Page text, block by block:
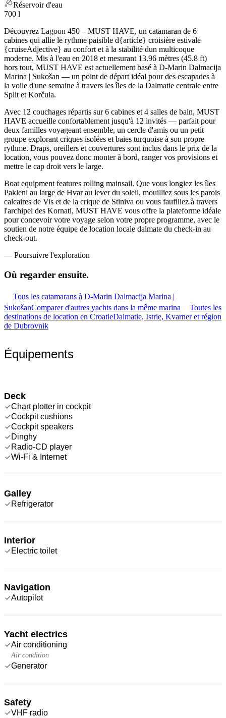
Réservoir d'eau
700 l
Découvrez Lagoon 450 – MUST HAVE, un catamaran de 6
cabines qui allie le rythme paisible d{article} croisière estivale
{cruiseAdjective} au confort et à la stabilité dun multicoque
moderne. Mis à l'eau en 2018 et mesurant 13.96 mètres (45.8 ft)
hors tout, MUST HAVE est actuellement basé à D-Marin Dalmacija
Marina | Sukošan — un point de départ idéal pour des escapades à
la voile d'une semaine à travers les îles de la Dalmatie centrale entre
Split et Korčula.
Avec 12 couchages répartis sur 6 cabines et 4 salles de bain, MUST
HAVE accueille confortablement jusqu'à 12 invités — parfait pour
deux familles voyageant ensemble, un cercle d'amis ou un petit
groupe explorant criques isolées et baies turquoise à son propre
rythme. Draps, oreillers et couvertures sont inclus dans le prix de la
location, vous pouvez donc monter à bord, ranger vos provisions et
mettre le cap droit vers le large.
Boat equipment features rolling mainsail. Que vous longiez les îles
Pakleni au large de Hvar au lever du soleil, mouilliez sous les parois
calcaires de Vis et de la crique de Stiniva ou vous faufiliez à travers
l'archipel des Kornati, MUST HAVE vous offre la plateforme idéale
pour concevoir votre voyage selon votre propre programme, avec le
soutien de notre équipe de location locale dalmate du check-in au
check-out.
— Poursuivre l'exploration
Où regarder ensuite.
Tous les catamarans à D-Marin Dalmacija Marina |
SukošanComparer d'autres yachts dans la même marina
Toutes les
destinations de location en CroatieDalmatie, Istrie, Kvarner et région
de Dubrovnik
Équipements
Deck
Chart plotter in cockpit
Cockpit cushions
Cockpit speakers
Dinghy
Radio-CD player
Wi-Fi & Internet
Galley
Refrigerator
Interior
Electric toilet
Navigation
Autopilot
Yacht electrics
Air conditioning
Air condition
Generator
Safety
VHF radio